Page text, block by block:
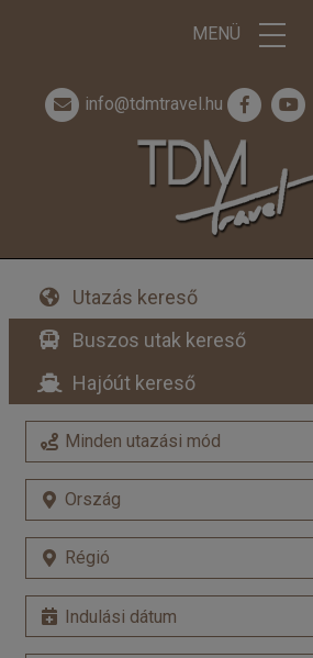
MENÜ
info@tdmtravel.hu
Utazás kereső
Buszos utak kereső
Hajóút kereső